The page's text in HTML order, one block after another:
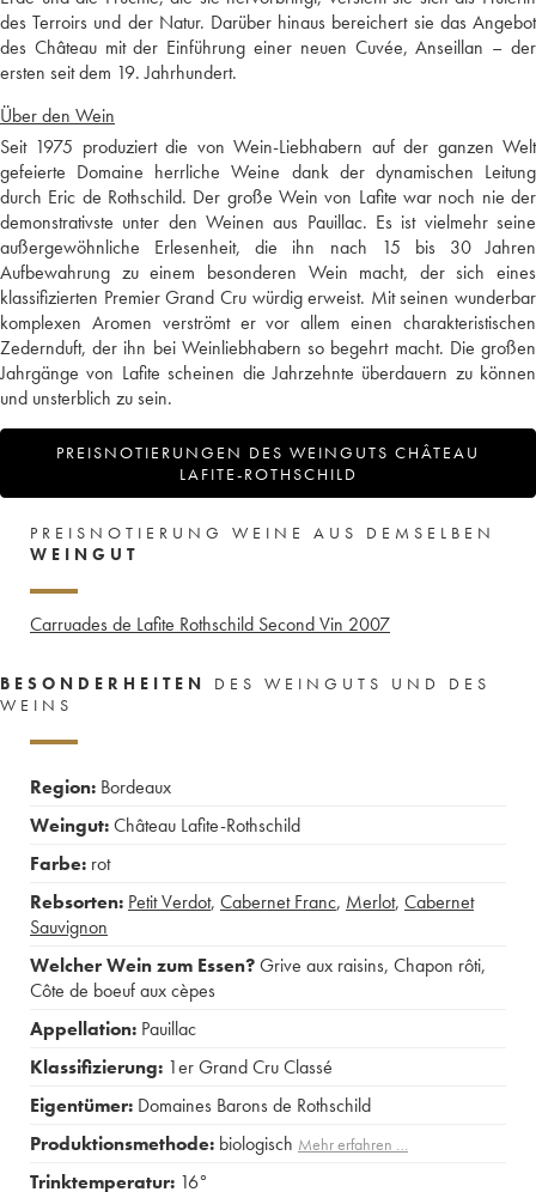
des Terroirs und der Natur. Darüber hinaus bereichert sie das Angebot
des Château mit der Einführung einer neuen Cuvée, Anseillan – der
ersten seit dem 19. Jahrhundert.
Über den Wein
Seit 1975 produziert die von Wein-Liebhabern auf der ganzen Welt
gefeierte Domaine herrliche Weine dank der dynamischen Leitung
durch Eric de Rothschild. Der große Wein von Lafite war noch nie der
demonstrativste unter den Weinen aus Pauillac. Es ist vielmehr seine
außergewöhnliche Erlesenheit, die ihn nach 15 bis 30 Jahren
Aufbewahrung zu einem besonderen Wein macht, der sich eines
klassifizierten Premier Grand Cru würdig erweist. Mit seinen wunderbar
komplexen Aromen verströmt er vor allem einen charakteristischen
Zedernduft, der ihn bei Weinliebhabern so begehrt macht. Die großen
Jahrgänge von Lafite scheinen die Jahrzehnte überdauern zu können
und unsterblich zu sein.
PREISNOTIERUNGEN DES WEINGUTS CHÂTEAU
LAFITE-ROTHSCHILD
PREISNOTIERUNG WEINE AUS DEMSELBEN
WEINGUT
Carruades de Lafite Rothschild Second Vin 2007
BESONDERHEITEN
DES WEINGUTS UND DES
WEINS
Region: Bordeaux
Weingut:Château Lafite-Rothschild
Farbe: rot
Rebsorten: Petit Verdot, Cabernet Franc, Merlot, Cabernet
Sauvignon
Welcher Wein zum Essen?Grive aux raisins, Chapon rôti,
Côte de boeuf aux cèpes
Appellation: Pauillac
Klassifizierung: 1er Grand Cru Classé
Eigentümer: Domaines Barons de Rothschild
Produktionsmethode: biologisch Mehr erfahren …
Trinktemperatur: 16°